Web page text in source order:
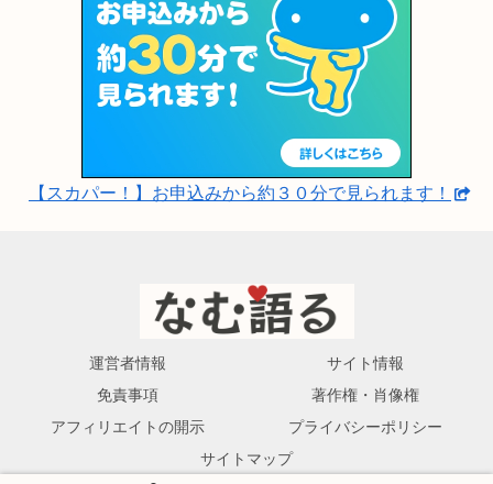
【スカパー！】お申込みから約３０分で見られます！
運営者情報
サイト情報
免責事項
著作権・肖像権
アフィリエイトの開示
プライバシーポリシー
サイトマップ